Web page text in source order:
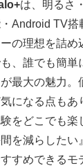
は、明るさ
Android TV搭
の理想を詰め
、誰でも簡単
最大の魅力。
になる点もあ
をどこでも楽
を減らしたい
すめできるモ